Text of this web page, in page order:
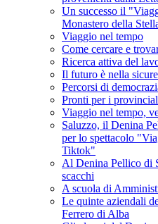
Un successo il
Monastero della
Viaggio nel tempo
Come cercare e
Ricerca attiva del
Il futuro è nella
Percorsi di
Pronti per i
Viaggio nel tempo,
Saluzzo, il Denina
per lo spettacolo
Tiktok"
Al Denina Pellico di
scacchi
A scuola di
Le quinte aziendali
Ferrero di Alba